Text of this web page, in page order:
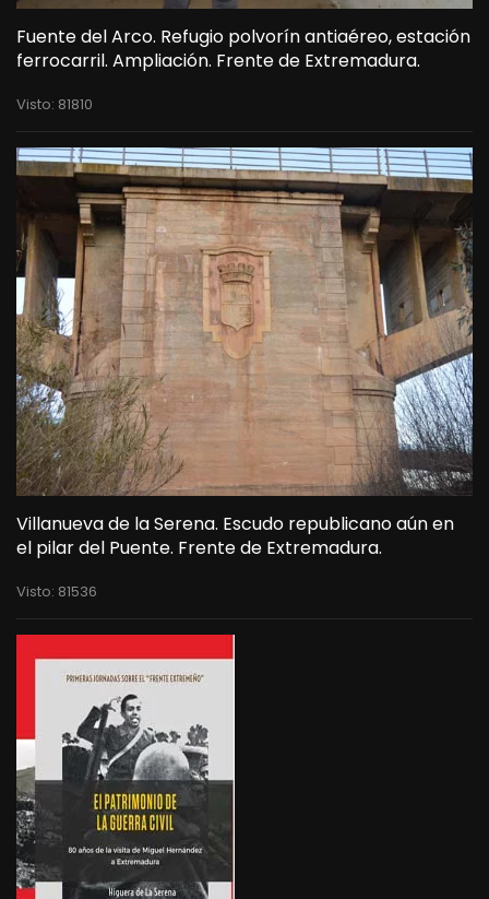
Fuente del Arco. Refugio polvorín antiaéreo, estación
ferrocarril. Ampliación. Frente de Extremadura.
Visto: 81810
Villanueva de la Serena. Escudo republicano aún en
el pilar del Puente. Frente de Extremadura.
Visto: 81536